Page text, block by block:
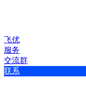
飞优
服务
交流群
联系